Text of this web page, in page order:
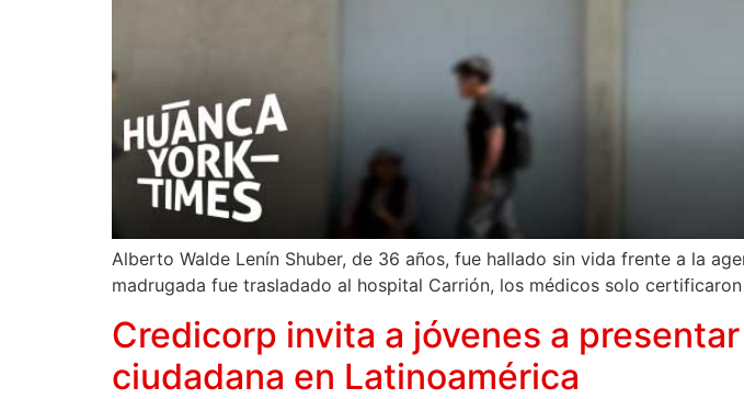
Alberto Walde Lenín Shuber, de 36 años, fue hallado sin vida frente a la
madrugada fue trasladado al hospital Carrión, los médicos solo
Credicorp invita a jóvenes a
ciudadana en Latinoamérica